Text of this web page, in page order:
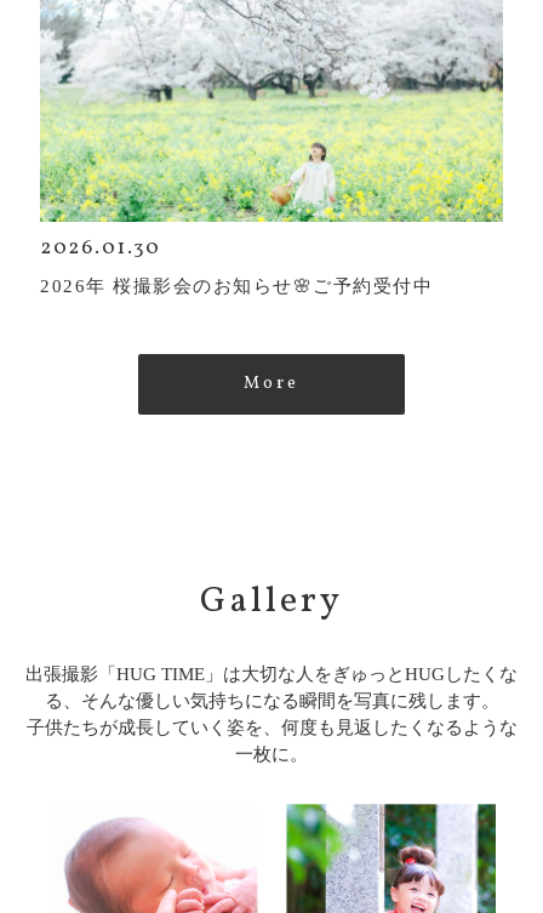
2026.01.30
2026年 桜撮影会のお知らせ🌸ご予約受付中
More
Gallery
出張撮影「HUG TIME」は大切な人をぎゅっとHUGしたくな
る、そんな優しい気持ちになる瞬間を写真に残します。
子供たちが成長していく姿を、何度も見返したくなるような
一枚に。